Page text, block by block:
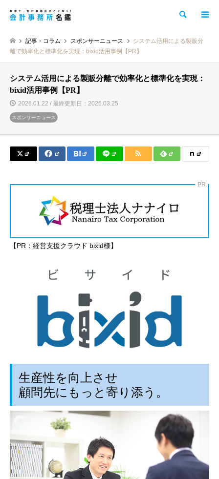
検索
記事・コラム スポンサーニュース
システム活用による製販分
離で効率化と標準化を実現：bixid活用事例【PR】
システム活用による製販分離で効率化と標準化を実現：
bixid活用事例【PR】
2026.01.22 / 最終更新日：2026.03.25
スポンサーニュース
PR
【PR：経営支援クラウド bixid様】
生産性を向上させ
顧問先にもっと寄り添う。